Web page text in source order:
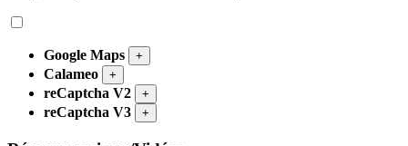
Google Maps +
Calameo +
reCaptcha V2 +
reCaptcha V3 +